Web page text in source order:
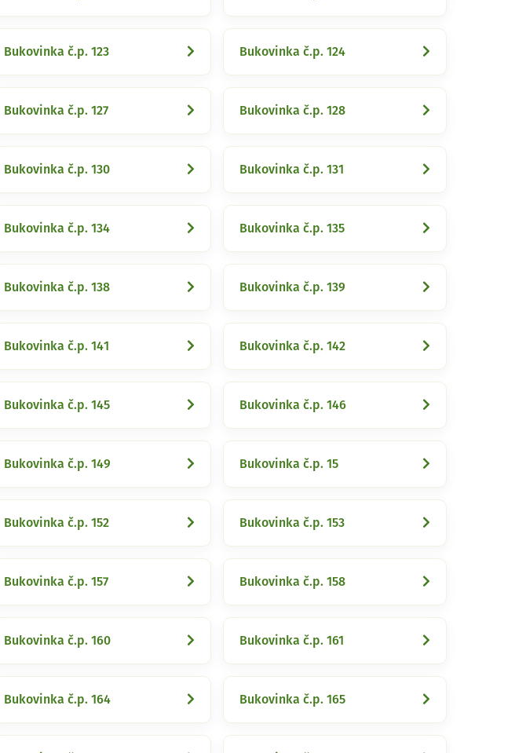
Bukovinka č.p. 123 Bukovinka č.p. 124
Bukovinka č.p. 127 Bukovinka č.p. 128
Bukovinka č.p. 130 Bukovinka č.p. 131
Bukovinka č.p. 134 Bukovinka č.p. 135
Bukovinka č.p. 138 Bukovinka č.p. 139
Bukovinka č.p. 141 Bukovinka č.p. 142
Bukovinka č.p. 145 Bukovinka č.p. 146
Bukovinka č.p. 149 Bukovinka č.p. 15
Bukovinka č.p. 152 Bukovinka č.p. 153
Bukovinka č.p. 157 Bukovinka č.p. 158
Bukovinka č.p. 160 Bukovinka č.p. 161
Bukovinka č.p. 164 Bukovinka č.p. 165